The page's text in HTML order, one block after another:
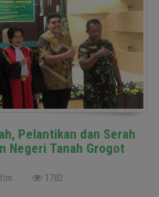
Pelantikan dan Serah
Negeri Tanah Grogot
1782